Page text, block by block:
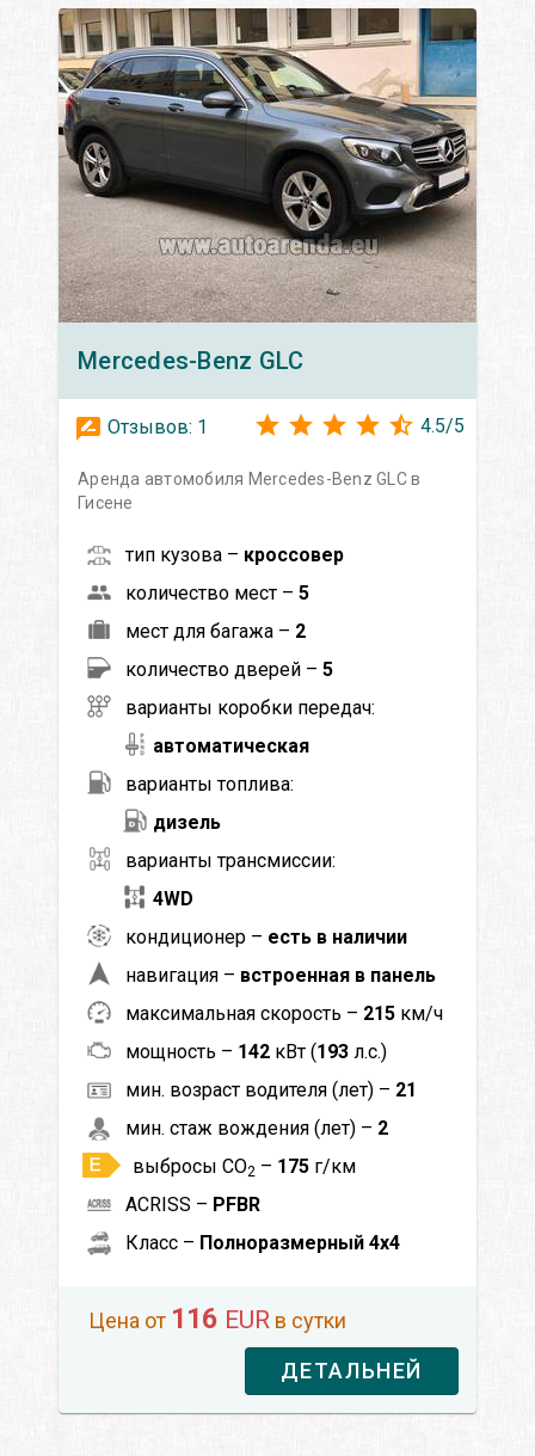
Mercedes-Benz GLC
Отзывов: 1 4.5/5
Аренда автомобиля Mercedes-Benz GLC в
Гисене
тип кузова – кроссовер
количество мест – 5
мест для багажа – 2
количество дверей – 5
варианты коробки передач:
автоматическая
варианты топлива:
дизель
варианты трансмиссии:
4WD
кондиционер – есть в наличии
навигация – встроенная в панель
максимальная скорость – 215 км/ч
мощность – 142 кВт (193 л.с.)
мин. возраст водителя (лет) – 21
мин. стаж вождения (лет) – 2
выбросы CO2 – 175 г/км
ACRISS – PFBR
Класс – Полноразмерный 4x4
Цена от 116 EUR в сутки
ДЕТАЛЬНЕЙ